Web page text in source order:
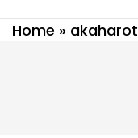
Home » akaharot